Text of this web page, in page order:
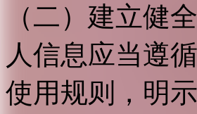
（二）建立健
人信息应当遵
使用规则，明